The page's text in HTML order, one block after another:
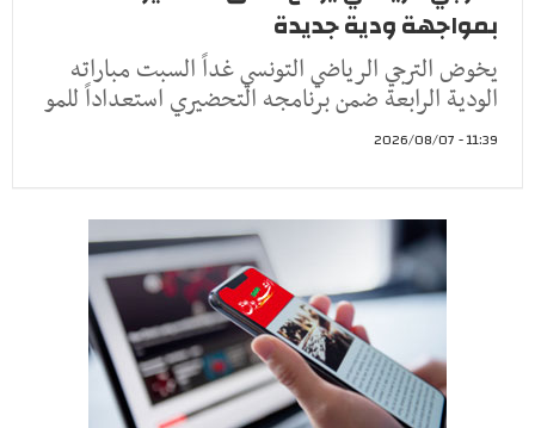
بمواجهة ودية جديدة
يخوض الترجي الرياضي التونسي غداً السبت مباراته
الودية الرابعة ضمن برنامجه التحضيري استعداداً للمو
11:39 - 2026/08/07